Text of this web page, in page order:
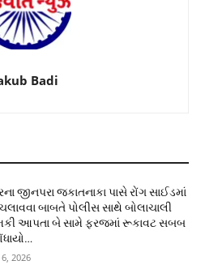
Badi
જીનપરા જકાતનાકા પાસે રોંગ સાઈડમાં
બાબતે પોલીસ સાથે બોલાચાલી
આપતા બે સામે ફરજમાં રૂકાવટ સબબ
2026